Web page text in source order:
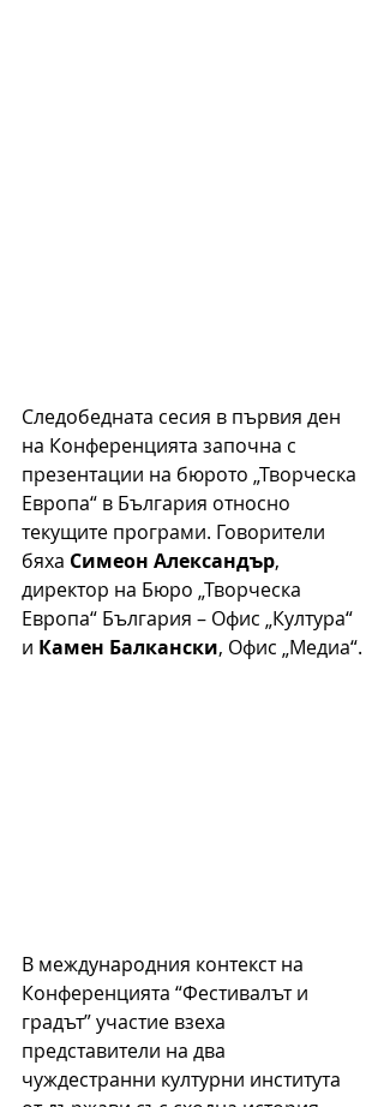
Следобедната сесия в първия ден
на Конференцията започна с
презентации на бюрото „Творческа
Европа“ в България относно
текущите програми. Говорители
бяха Симеон Александър,
директор на Бюро „Творческа
Европа“ България – Офис „Култура“
и Камен Балкански, Офис „Медиа“.
В международния контекст на
Конференцията “Фестивалът и
градът” участие взеха
представители на два
чуждестранни културни института